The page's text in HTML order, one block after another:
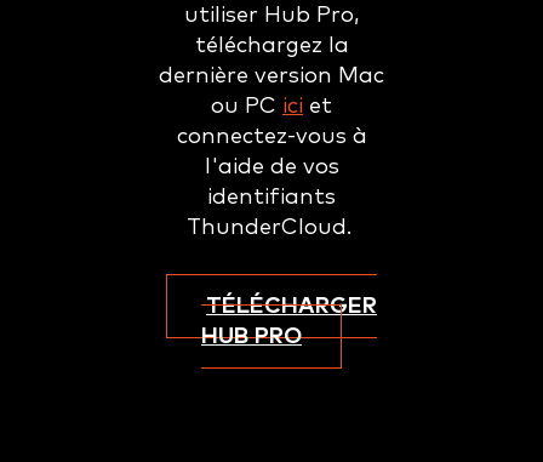
utiliser Hub Pro,
téléchargez la
dernière version Mac
ou PC ici et
connectez-vous à
l'aide de vos
identifiants
ThunderCloud.
TÉLÉCHARGER
HUB PRO